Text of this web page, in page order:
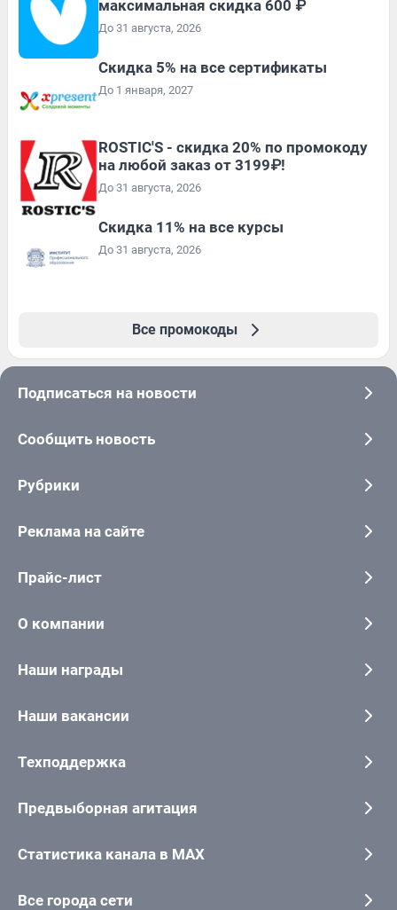
максимальная скидка 600 ₽
До 31 августа, 2026
Скидка 5% на все сертификаты
До 1 января, 2027
ROSTIC'S - скидка 20% по промокоду
на любой заказ от 3199₽!
До 31 августа, 2026
Скидка 11% на все курсы
До 31 августа, 2026
Все промокоды
Подписаться на новости
Сообщить новость
Рубрики
Реклама на сайте
Прайс-лист
О компании
Наши награды
Наши вакансии
Техподдержка
Предвыборная агитация
Статистика канала в MAX
Все города сети